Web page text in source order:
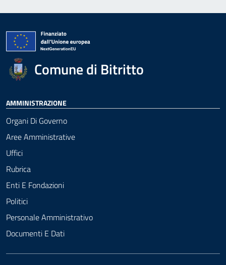
Comune di Bitritto
AMMINISTRAZIONE
Organi Di Governo
Aree Amministrative
Uffici
Rubrica
Enti E Fondazioni
Politici
Personale Amministrativo
Documenti E Dati